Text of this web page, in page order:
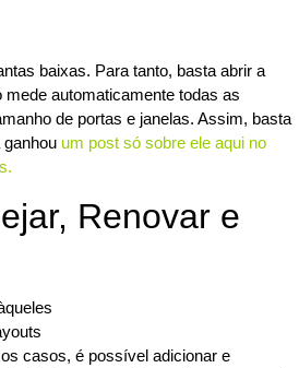
baixas. Para tanto, basta abrir a
automaticamente todas as
de portas e janelas. Assim, basta
um post só sobre ele aqui no
Renovar e
casos, é possível adicionar e